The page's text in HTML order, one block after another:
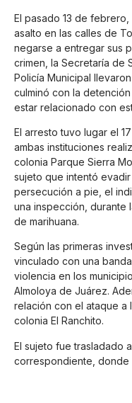
El pasado 13 de
asalto en las calles de
negarse a entregar sus
crimen, la Secretaría de
Policía Municipal
culminó con la
estar relacionado con
El arresto tuvo lugar el
ambas instituciones
colonia Parque Sierra
sujeto que intentó
persecución a pie, el
una inspección, durante
de marihuana.
Según las primeras
vinculado con una
violencia en los
Almoloya de Juárez.
relación con el ataque a
colonia El Ranchito.
El sujeto fue trasladado
correspondiente, donde